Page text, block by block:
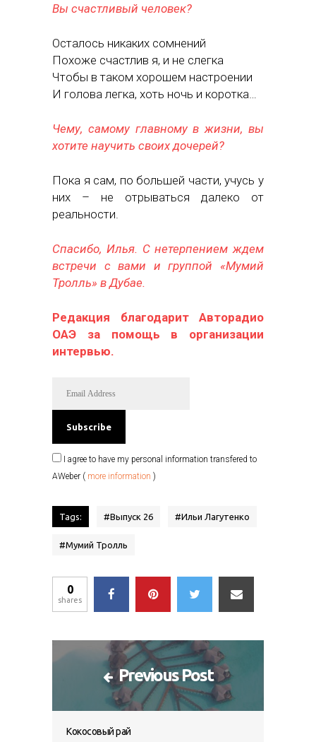
Вы счастливый человек?
Осталось никаких сомнений
Похоже счастлив я, и не слегка
Чтобы в таком хорошем настроении
И голова легка, хоть ночь и коротка…
Чему, самому главному в жизни, вы
хотите научить своих дочерей?
Пока я сам, по большей части, учусь у
них – не отрываться далеко от
реальности.
Спасибо, Илья. С нетерпением ждем
встречи с вами и группой «Мумий
Тролль» в Дубае.
Редакция благодарит Авторадио
ОАЭ за помощь в организации
интервью.
I agree to have my personal information transfered to
AWeber ( more information )
Tags: #Выпуск 26 #Ильи Лагутенко
#Мумий Тролль
0
shares
Previous Post
Кокосовый рай